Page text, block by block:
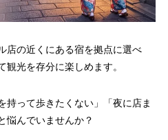
店の近くにある宿を拠点に選べ
光を存分に楽しめます。
持って歩きたくない」「夜に店ま
悩んでいませんか？